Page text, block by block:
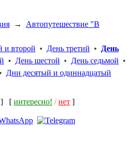
→ Автопутешествие "В
и второй • День третий •
День
• День шестой • День седьмой •
• Дни десятый и одиннадцатый
] [ интересно! /нет ]